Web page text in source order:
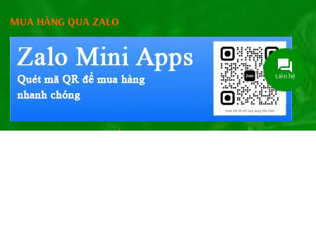
MUA HÀNG QUA ZALO
Liên hệ